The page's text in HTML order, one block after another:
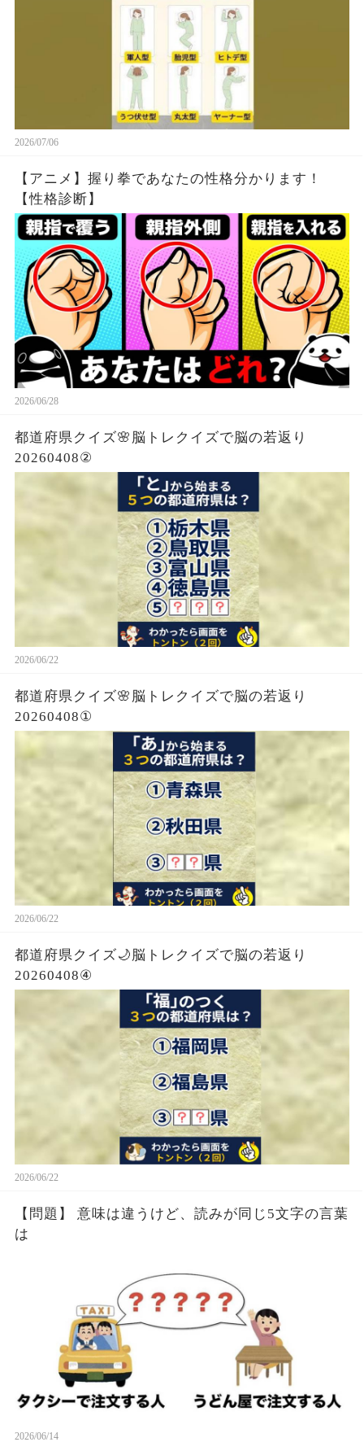
2026/07/06
【アニメ】握り拳であなたの性格分かります！
【性格診断】
2026/06/28
都道府県クイズ🌸脳トレクイズで脳の若返り
20260408②
2026/06/22
都道府県クイズ🌸脳トレクイズで脳の若返り
20260408①
2026/06/22
都道府県クイズ🌙脳トレクイズで脳の若返り
20260408④
2026/06/22
【問題】 意味は違うけど、読みが同じ5文字の言葉
は
2026/06/14